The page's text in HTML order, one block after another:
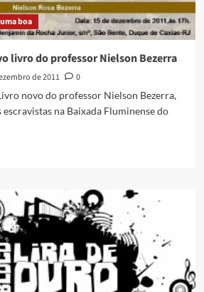
uma boa
livro do professor Nielson Bezerra
de 2011
0
novo do professor Nielson Bezerra,
na Baixada Fluminense do